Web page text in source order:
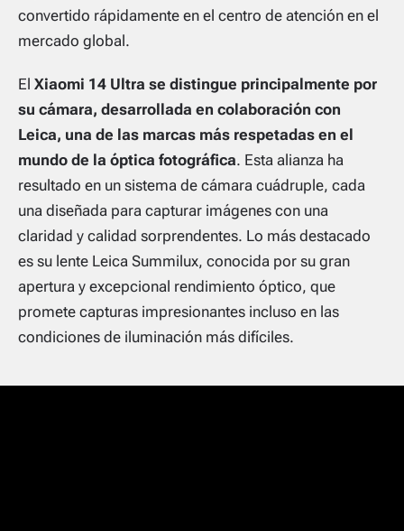
convertido rápidamente en el centro de atención en el
mercado global.
El Xiaomi 14 Ultra se distingue principalmente por
su cámara, desarrollada en colaboración con
Leica, una de las marcas más respetadas en el
mundo de la óptica fotográfica. Esta alianza ha
resultado en un sistema de cámara cuádruple, cada
una diseñada para capturar imágenes con una
claridad y calidad sorprendentes. Lo más destacado
es su lente Leica Summilux, conocida por su gran
apertura y excepcional rendimiento óptico, que
promete capturas impresionantes incluso en las
condiciones de iluminación más difíciles.